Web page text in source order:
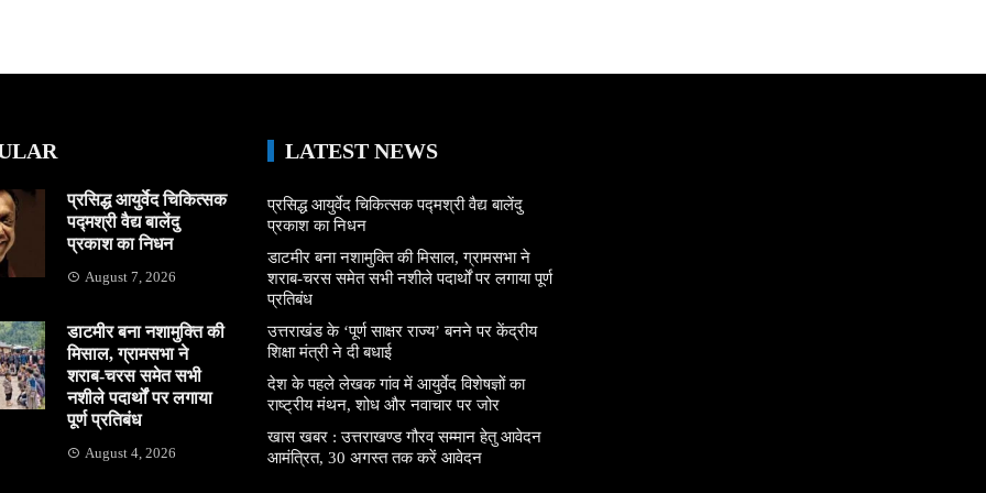
प्रसिद्ध आयुर्वेद चिकित्सक
पद्मश्री वैद्य बालेंदु
प्रकाश का निधन
August 7, 2026
डाटमीर बना नशामुक्ति की
मिसाल, ग्रामसभा ने
शराब-चरस समेत सभी
नशीले पदार्थों पर लगाया
पूर्ण प्रतिबंध
August 4, 2026
LATEST NEWS
प्रसिद्ध आयुर्वेद चिकित्सक पद्मश्री वैद्य बालेंदु
प्रकाश का निधन
डाटमीर बना नशामुक्ति की मिसाल, ग्रामसभा ने
शराब-चरस समेत सभी नशीले पदार्थों पर लगाया पूर्ण
प्रतिबंध
उत्तराखंड के ‘पूर्ण साक्षर राज्य’ बनने पर केंद्रीय
शिक्षा मंत्री ने दी बधाई
देश के पहले लेखक गांव में आयुर्वेद विशेषज्ञों का
राष्ट्रीय मंथन, शोध और नवाचार पर जोर
खास खबर : उत्तराखण्ड गौरव सम्मान हेतु आवेदन
आमंत्रित, 30 अगस्त तक करें आवेदन